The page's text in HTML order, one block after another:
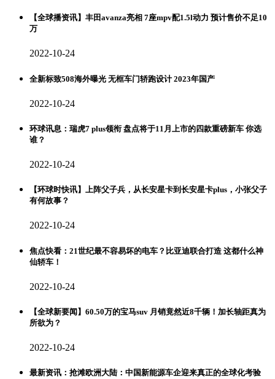
【全球播资讯】丰田avanza亮相 7座mpv配1.5l动力 预计售价不足10
万
2022-10-24
全新标致508海外曝光 无框车门轿跑设计 2023年国产
2022-10-24
环球讯息：瑞虎7 plus领衔 盘点将于11月上市的四款重磅新车 你选
谁？
2022-10-24
【环球时快讯】上阵父子兵，从长安星卡到长安星卡plus，小张父子
有何故事？
2022-10-24
焦点快看：21世纪最不容易坏的电车？比亚迪联合打造 这都什么神
仙轿车！
2022-10-24
【全球新要闻】60.50万的宝马suv 月销竟然近8千辆！加长轴距真为
所欲为？
2022-10-24
最新资讯：抢滩欧洲大陆：中国新能源车企迎来真正的全球化考验